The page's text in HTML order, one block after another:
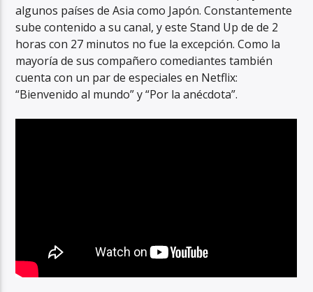
algunos países de Asia como Japón. Constantemente
sube contenido a su canal, y este Stand Up de de 2
horas con 27 minutos no fue la excepción. Como la
mayoría de sus compañero comediantes también
cuenta con un par de especiales en Netflix:
“Bienvenido al mundo” y “Por la anécdota”.